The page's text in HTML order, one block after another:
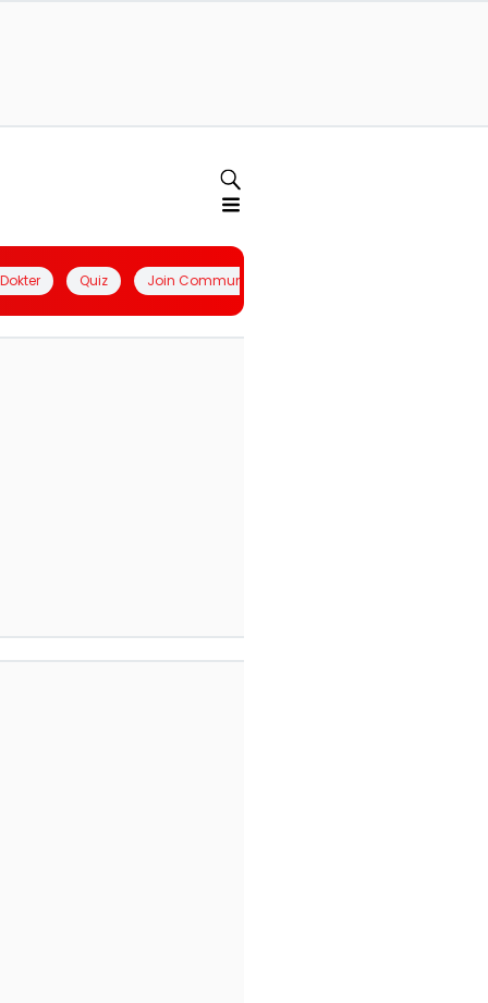
Quiz Join Community